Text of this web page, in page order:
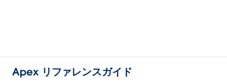
Apex リファレンスガイド